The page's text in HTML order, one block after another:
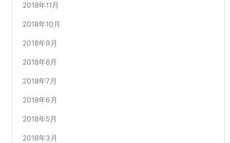
2018年11月
2018年10月
2018年9月
2018年8月
2018年7月
2018年6月
2018年5月
2018年3月